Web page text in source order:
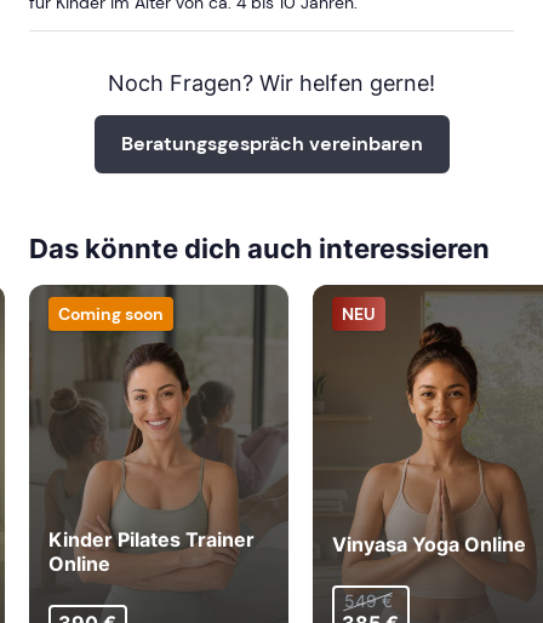
Noch Fragen? Wir helfen gerne!
Beratungsgespräch vereinbaren
Das könnte dich auch interessieren
Coming soon
Kinder Pilates Trainer
Online
NEU
Vinyasa Yoga Online
549 €